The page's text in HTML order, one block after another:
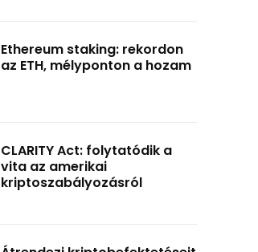
Ethereum staking: rekordon
az ETH, mélyponton a hozam
CLARITY Act: folytatódik a
vita az amerikai
kriptoszabályozásról